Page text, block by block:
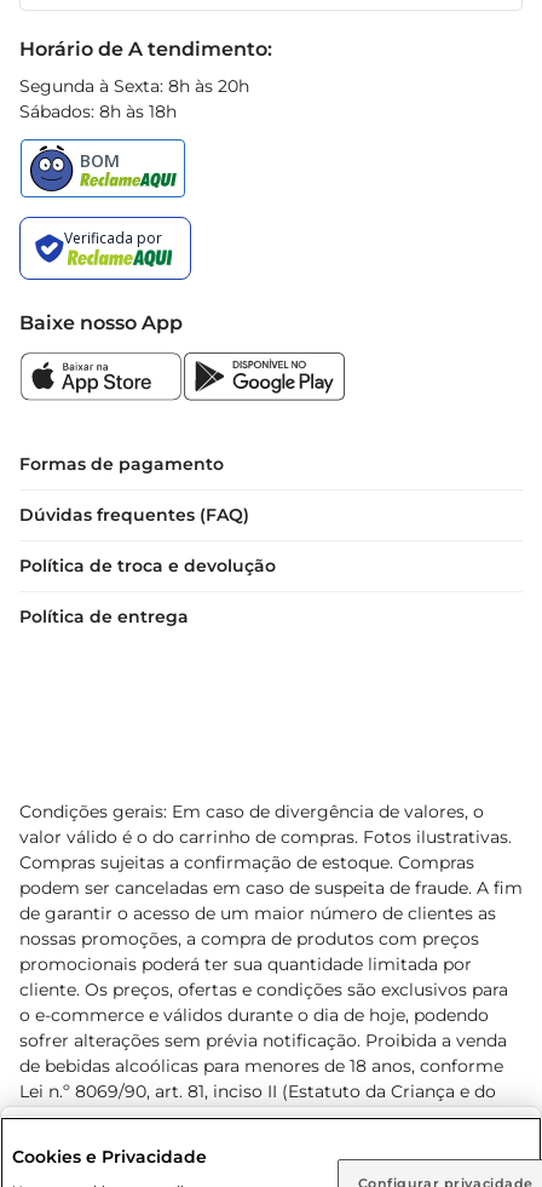
Horário de A tendimento:
Segunda à Sexta: 8h às 20h
Sábados: 8h às 18h
Baixe nosso App
Formas de pagamento
Dúvidas frequentes (FAQ)
Política de troca e devolução
Política de entrega
Condições gerais: Em caso de divergência de valores, o
valor válido é o do carrinho de compras. Fotos ilustrativas.
Compras sujeitas a confirmação de estoque. Compras
podem ser canceladas em caso de suspeita de fraude. A fim
de garantir o acesso de um maior número de clientes as
nossas promoções, a compra de produtos com preços
promocionais poderá ter sua quantidade limitada por
cliente. Os preços, ofertas e condições são exclusivos para
o e-commerce e válidos durante o dia de hoje, podendo
sofrer alterações sem prévia notificação. Proibida a venda
de bebidas alcoólicas para menores de 18 anos, conforme
Lei n.º 8069/90, art. 81, inciso II (Estatuto da Criança e do
Adolescente). Preços e condições exclusivos para o
prévio. O valor mínimo para as compras on-line é de R$
Cookies e Privacidade
Configurar privacidade